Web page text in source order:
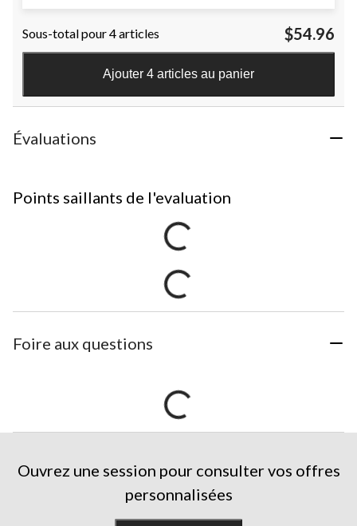
Sous-total pour 4 articles $54.96
Ajouter 4 articles au panier
Évaluations
Points saillants de l'evaluation
Foire aux questions
Ouvrez une session pour consulter vos offres
personnalisées